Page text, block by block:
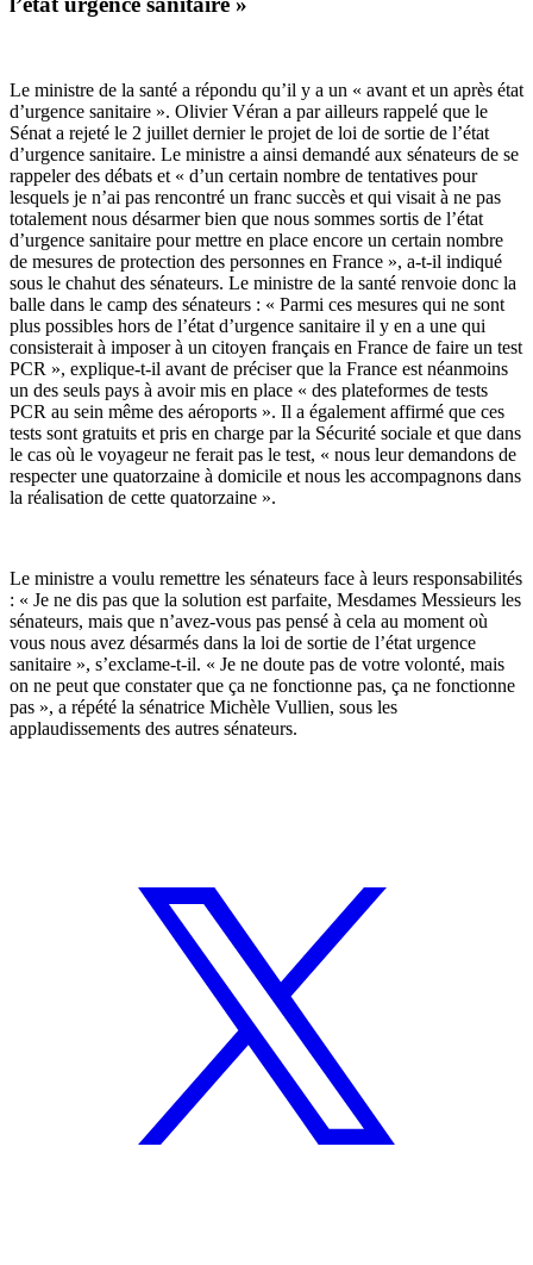
Le ministre de la santé a répondu qu’il y a un « avant et un après état
d’urgence sanitaire ». Olivier Véran a par ailleurs rappelé que le
Sénat a rejeté le 2 juillet dernier le projet de loi de sortie de l’état
d’urgence sanitaire. Le ministre a ainsi demandé aux sénateurs de se
rappeler des débats et « d’un certain nombre de tentatives pour
lesquels je n’ai pas rencontré un franc succès et qui visait à ne pas
totalement nous désarmer bien que nous sommes sortis de l’état
d’urgence sanitaire pour mettre en place encore un certain nombre
de mesures de protection des personnes en France », a-t-il indiqué
sous le chahut des sénateurs. Le ministre de la santé renvoie donc la
balle dans le camp des sénateurs : « Parmi ces mesures qui ne sont
plus possibles hors de l’état d’urgence sanitaire il y en a une qui
consisterait à imposer à un citoyen français en France de faire un test
PCR », explique-t-il avant de préciser que la France est néanmoins
un des seuls pays à avoir mis en place « des plateformes de tests
PCR au sein même des aéroports ». Il a également affirmé que ces
tests sont gratuits et pris en charge par la Sécurité sociale et que dans
le cas où le voyageur ne ferait pas le test, « nous leur demandons de
respecter une quatorzaine à domicile et nous les accompagnons dans
la réalisation de cette quatorzaine ».
Le ministre a voulu remettre les sénateurs face à leurs responsabilités
: « Je ne dis pas que la solution est parfaite, Mesdames Messieurs les
sénateurs, mais que n’avez-vous pas pensé à cela au moment où
vous nous avez désarmés dans la loi de sortie de l’état urgence
sanitaire », s’exclame-t-il. « Je ne doute pas de votre volonté, mais
on ne peut que constater que ça ne fonctionne pas, ça ne fonctionne
pas », a répété la sénatrice Michèle Vullien, sous les
applaudissements des autres sénateurs.